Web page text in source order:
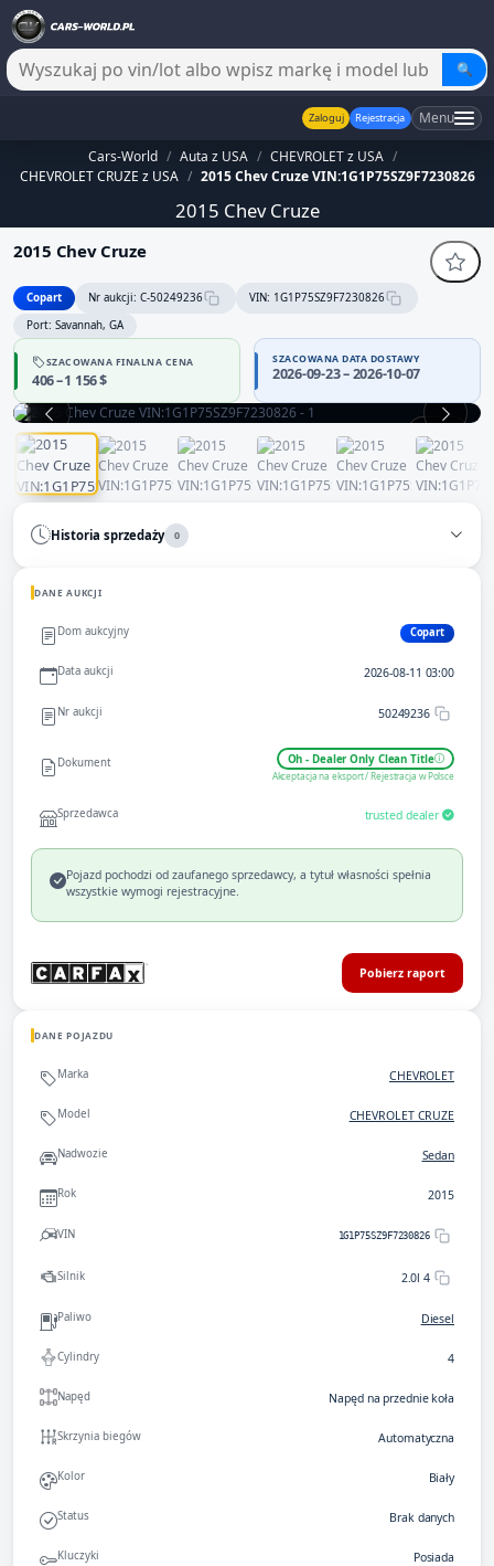
🔍
Zaloguj Rejestracja Menu
Cars-World / Auta z USA / CHEVROLET z USA /
CHEVROLET CRUZE z USA / 2015 Chev Cruze VIN:1G1P75SZ9F7230826
2015 Chev Cruze
2015 Chev Cruze
Copart Nr aukcji: C-50249236
VIN: 1G1P75SZ9F7230826
Port: Savannah, GA
SZACOWANA FINALNA CENA
406 – 1 156 $
SZACOWANA DATA DOSTAWY
2026-09-23 – 2026-10-07
Historia sprzedaży 0
DANE AUKCJI
Dom aukcyjny Copart
Data aukcji 2026-08-11 03:00
Nr aukcji 50249236
Dokument Oh - Dealer Only Clean Title
Akceptacja na eksport / Rejestracja w Polsce
Sprzedawca trusted dealer
Pojazd pochodzi od zaufanego sprzedawcy, a tytuł własności spełnia
wszystkie wymogi rejestracyjne.
Pobierz raport
DANE POJAZDU
Marka CHEVROLET
Model CHEVROLET CRUZE
Nadwozie Sedan
Rok 2015
VIN 1G1P75SZ9F7230826
Silnik 2.0l 4
Paliwo Diesel
Cylindry 4
Napęd Napęd na przednie koła
Skrzynia biegów Automatyczna
Kolor Biały
Status Brak danych
Kluczyki Posiada